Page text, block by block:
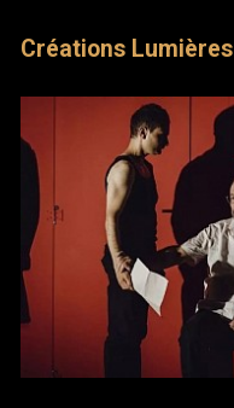
Créations Lumières